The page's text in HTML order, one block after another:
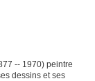
-- 1970) peintre
dessins et ses